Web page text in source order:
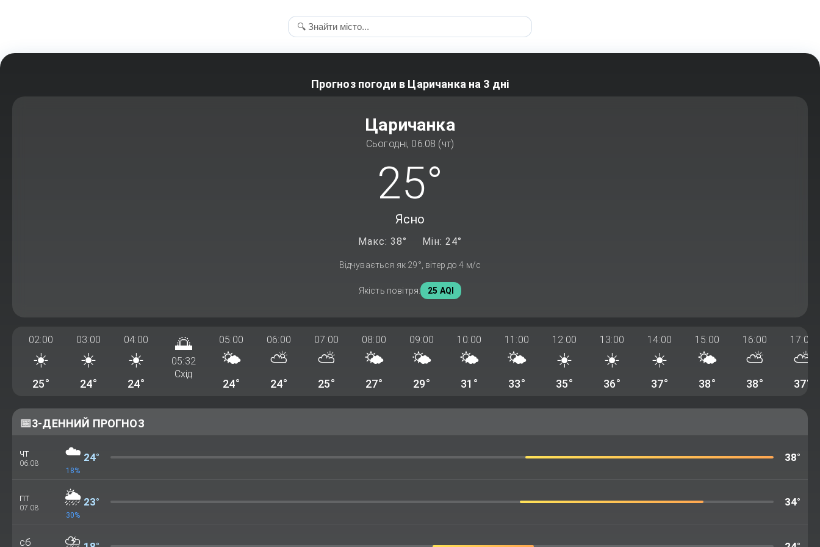
Прогноз погоди в Царичанка на 3 дні
Царичанка
Сьогодні, 06.08 (чт)
25°
Ясно
Макс: 38° Мін: 24°
Відчувається як 29°, вітер до 4 м/с
Якість повітря: 25 AQI
02:00
☀️
25°
03:00
☀️
24°
04:00
☀️
24°
🌅
05:32
Схід
05:00
🌤️
24°
06:00
⛅
24°
07:00
⛅
25°
08:00
🌤️
27°
09:00
🌤️
29°
10:00
🌤️
31°
11:00
🌤️
33°
12:00
☀️
35°
13:00
☀️
36°
14:00
☀️
37°
15:00
🌤️
38°
16:00
⛅
38°
17:00
⛅
37°
📅3-ДЕННИЙ ПРОГНОЗ
чт
06.08
☁️
18%
24° 38°
пт
07.08
🌦️
30%
23° 34°
сб ⛈️